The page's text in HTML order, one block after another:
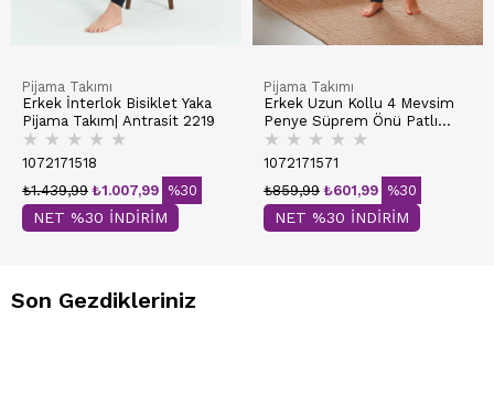
Pijama Takımı
Erkek İnterlok Bisiklet Yaka
Pijama Takım| Antrasit 2219
★ ★ ★ ★ ★
1072171518
₺1.007,99
₺1.439,99 %30
NET %30 İNDİRİM
Pijama Takımı
Erkek Uzun Kollu 4 Mevsim
Penye Süprem Önü Patlı
Pijama Takımı | Bordo 800
★ ★ ★ ★ ★
1072171571
₺601,99
₺859,99 %30
NET %30 İNDİRİM
Son Gezdikleriniz